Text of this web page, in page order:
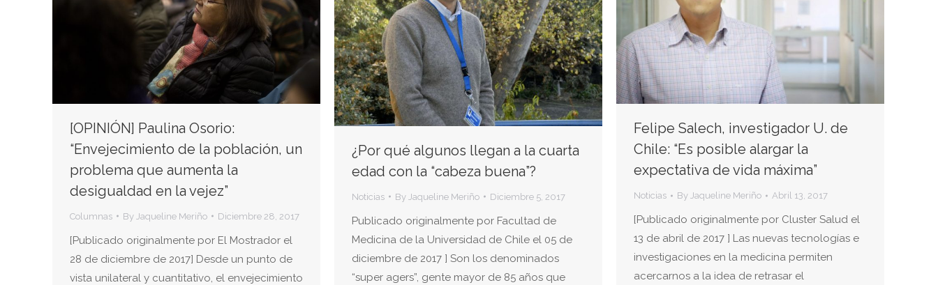
[OPINIÓN] Paulina Osorio:
“Envejecimiento de la población, un
problema que aumenta la
desigualdad en la vejez”
Columnas By Jaqueline Meriño Diciembre 28, 2017
[Publicado originalmente por El Mostrador el
28 de diciembre de 2017] Desde un punto de
vista unilateral y cuantitativo, el envejecimiento
¿Por qué algunos llegan a la cuarta
edad con la “cabeza buena”?
Noticias By Jaqueline Meriño Diciembre 5, 2017
Publicado originalmente por Facultad de
Medicina de la Universidad de Chile el 05 de
diciembre de 2017 ] Son los denominados
“super agers”, gente mayor de 85 años que
Felipe Salech, investigador U. de
Chile: “Es posible alargar la
expectativa de vida máxima”
Noticias By Jaqueline Meriño Abril 13, 2017
[Publicado originalmente por Cluster Salud el
13 de abril de 2017 ] Las nuevas tecnologías e
investigaciones en la medicina permiten
acercarnos a la idea de retrasar el